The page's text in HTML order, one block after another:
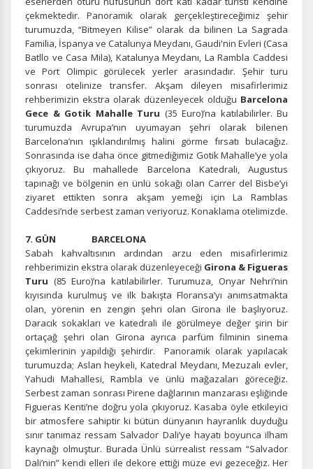
İstatistik Çerezleri
Ziyaretçilerin siteyi nasıl kullandığını anonim olarak
ölçeriz. Hangi sayfaların popüler olduğunu ve
kullanıcıların nerede zorluk yaşadığını anlamamıza
yardımcı olur.
Pazarlama Çerezleri
Size ve ilgi alanlarınıza uygun reklamlar göstermek için
edersiniz, ancak daha az alakalı olabilirler.
Tercihleri Kaydet
çekmektedir. Panoramik olarak gerçekleştireceğimiz şehir
turumuzda, “Bitmeyen Kilise” olarak da bilinen La Sagrada
Familia, İspanya ve Catalunya Meydanı, Gaudi'nin Evleri (Casa
Batllo ve Casa Mila), Katalunya Meydanı, La Rambla Caddesi
ve Port Olimpic görülecek yerler arasındadır. Şehir turu
sonrası otelinize transfer. Akşam dileyen misafirlerimiz
rehberimizin ekstra olarak düzenleyecek olduğu Barcelona
Gece & Gotik Mahalle Turu (35 Euro)’na katılabilirler. Bu
turumuzda Avrupa’nın uyumayan şehri olarak bilenen
Barcelona’nın ışıklandırılmış halini görme fırsatı bulacağız.
Sonrasında ise daha önce gitmediğimiz Gotik Mahalle’ye yola
çıkıyoruz. Bu mahallede Barcelona Katedrali, Augustus
tapınağı ve bölgenin en ünlü sokağı olan Carrer del Bisbe’yi
ziyaret ettikten sonra akşam yemeği için La Ramblas
Caddesi’nde serbest zaman veriyoruz. Konaklama otelimizde.
7. GÜN BARCELONA
Sabah kahvaltısının ardından arzu eden misafirlerimiz
rehberimizin ekstra olarak düzenleyeceği Girona & Figueras
Turu (85 Euro)’na katılabilirler. Turumuza, Onyar Nehri’nin
kıyısında kurulmuş ve ilk bakışta Floransa’yı anımsatmakta
olan, yörenin en zengin şehri olan Girona ile başlıyoruz.
Daracık sokakları ve katedrali ile görülmeye değer şirin bir
ortaçağ şehri olan Girona ayrıca parfüm filminin sinema
çekimlerinin yapıldığı şehirdir. Panoramik olarak yapılacak
turumuzda; Aslan heykeli, Katedral Meydanı, Mezuzalı evler,
Yahudi Mahallesi, Rambla ve ünlü mağazaları göreceğiz.
Serbest zaman sonrası Pirene dağlarının manzarası eşliğinde
Figueras Kenti’ne doğru yola çıkıyoruz. Kasaba öyle etkileyici
bir atmosfere sahiptir ki bütün dünyanın hayranlık duyduğu
sınır tanımaz ressam Salvador Dali’ye hayatı boyunca ilham
kaynağı olmuştur. Burada Ünlü sürrealist ressam “Salvador
Dali’nin” kendi elleri ile dekore ettiği müze evi gezeceğiz. Her